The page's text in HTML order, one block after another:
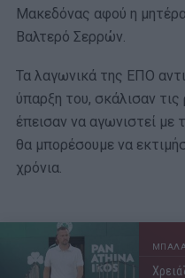
Μακεδόνας αφού η
Βαλτερό Σερρών.
Τα λαγωνικά της ΕΠΟ
ύπαρξη του, σκάλισαν
έπεισαν να αγωνιστεί με
θα μπορέσουμε να
χρόνια.
ΜΠΑΛΑ